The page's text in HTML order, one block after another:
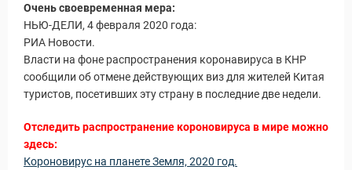
Очень своевременная мера:
НЬЮ-ДЕЛИ, 4 февраля 2020 года:
РИА Новости.
Власти на фоне распространения коронавируса в КНР
сообщили об отмене действующих виз для жителей Китая
туристов, посетивших эту страну в последние две недели.
Отследить распространение короновируса в мире можно
здесь:
Короновирус на планете Земля, 2020 год.